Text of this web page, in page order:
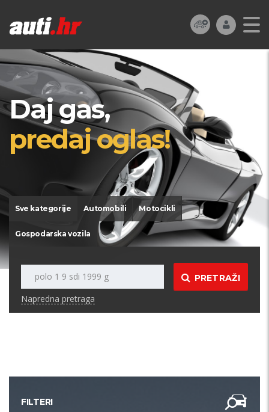
Daj gas,
predaj oglas!
Sve kategorije Automobili Motocikli
Gospodarska vozila
PRETRAŽI
Napredna pretraga
FILTERI